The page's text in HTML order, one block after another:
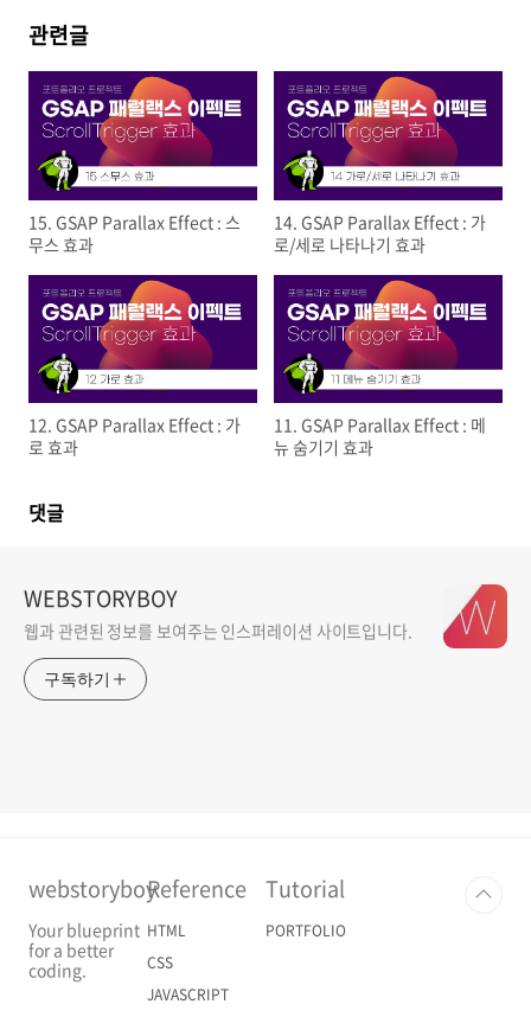
관련글
15. GSAP Parallax Effect : 스
무스 효과
14. GSAP Parallax Effect : 가
로/세로 나타나기 효과
12. GSAP Parallax Effect : 가
로 효과
11. GSAP Parallax Effect : 메
뉴 숨기기 효과
댓글
WEBSTORYBOY
웹과 관련된 정보를 보여주는 인스퍼레이션 사이트입니다.
구독하기
webstoryboy
Your blueprint
for a better
coding.
Reference
HTML
CSS
JAVASCRIPT
Tutorial
PORTFOLIO